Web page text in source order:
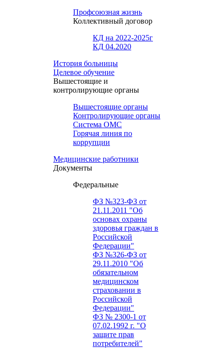
Профсоюзная жизнь
Коллективный договор
КД на 2022-2025г
КД 04.2020
История больницы
Целевое обучение
Вышестоящие и
контролирующие органы
Вышестоящие органы
Контролирующие органы
Система ОМС
Горячая линия по
коррупции
Медицинские работники
Документы
Федеральные
ФЗ №323-ФЗ от
21.11.2011 "Об
основах охраны
здоровья граждан в
Российской
Федерации"
ФЗ №326-ФЗ от
29.11.2010 "Об
обязательном
медицинском
страховании в
Российской
Федерации"
ФЗ № 2300-1 от
07.02.1992 г. "О
защите прав
потребителей"